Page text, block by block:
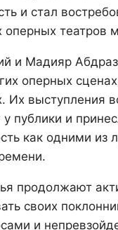
и стал
театров
и Мадияр
оперных
Их выступления
публики и
как одними из
продолжают
своих
и